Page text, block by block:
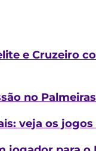
e Cruzeiro
no
veja os jogos